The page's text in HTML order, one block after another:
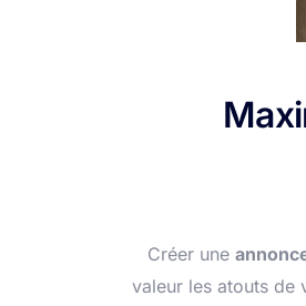
Créer une
valeur les atouts de